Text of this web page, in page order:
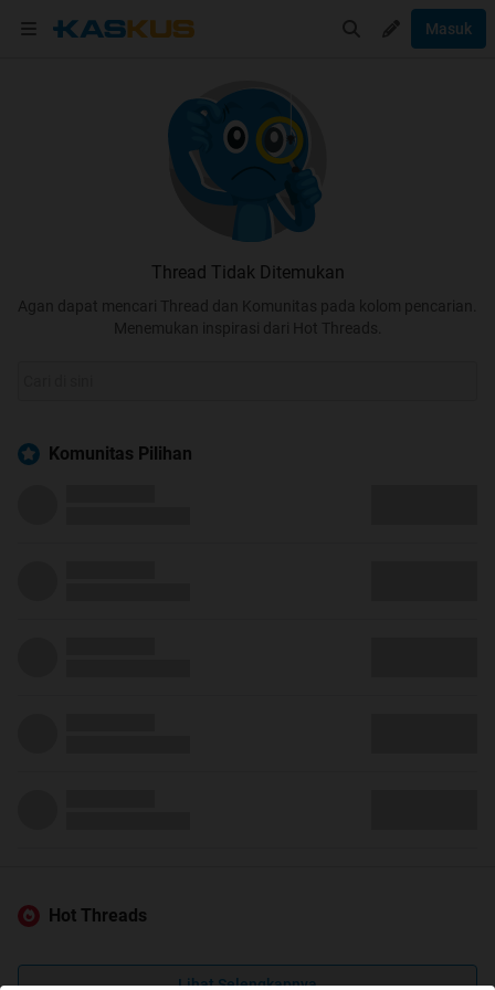
Masuk
Thread Tidak Ditemukan
Agan dapat mencari Thread dan Komunitas pada kolom pencarian.
Menemukan inspirasi dari Hot Threads.
Komunitas Pilihan
Hot Threads
Lihat Selengkapnya